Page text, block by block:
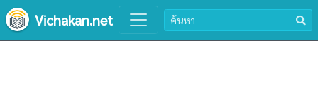
Vichakan.net